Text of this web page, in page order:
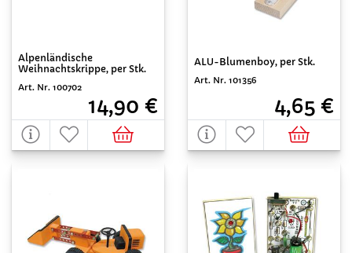
Alpenländische
Weihnachtskrippe, per Stk.
Art. Nr. 100702
14,90 €
ALU-Blumenboy, per Stk.
Art. Nr. 101356
4,65 €